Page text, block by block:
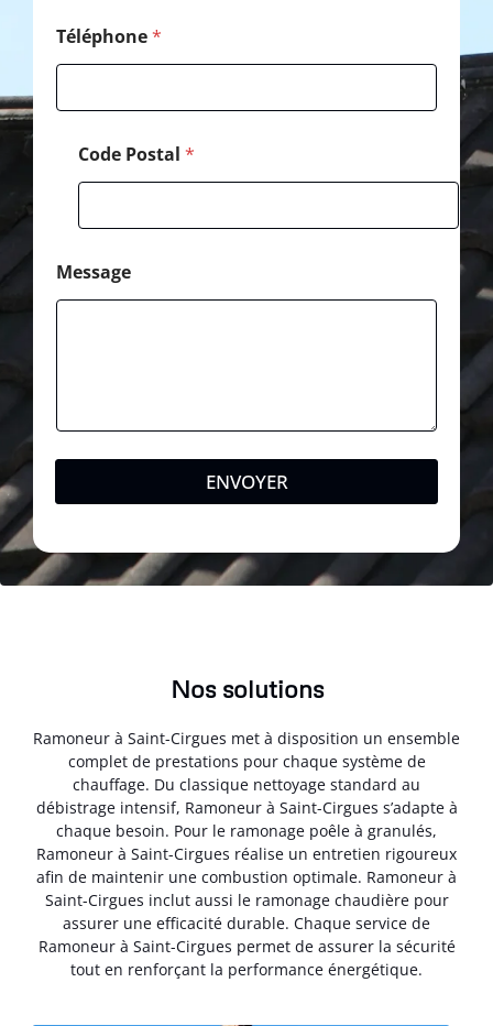
Téléphone*
Code Postal *
Message
ENVOYER
Nos solutions
Ramoneur à Saint-Cirgues met à disposition un ensemble
complet de prestations pour chaque système de
chauffage. Du classique nettoyage standard au
débistrage intensif, Ramoneur à Saint-Cirgues s’adapte à
chaque besoin. Pour le ramonage poêle à granulés,
Ramoneur à Saint-Cirgues réalise un entretien rigoureux
afin de maintenir une combustion optimale. Ramoneur à
Saint-Cirgues inclut aussi le ramonage chaudière pour
assurer une efficacité durable. Chaque service de
Ramoneur à Saint-Cirgues permet de assurer la sécurité
tout en renforçant la performance énergétique.